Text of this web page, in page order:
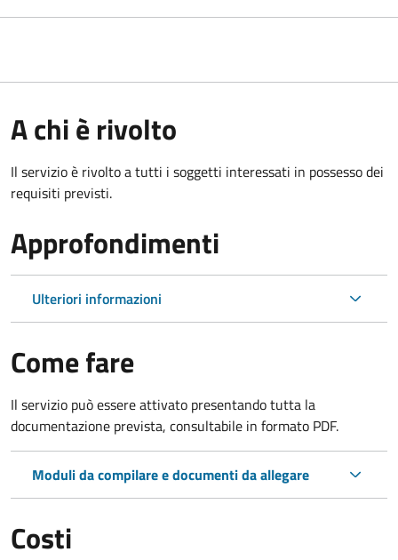
A chi è rivolto
Il servizio è rivolto a tutti i soggetti interessati in possesso dei
requisiti previsti.
Approfondimenti
Ulteriori informazioni
Come fare
Il servizio può essere attivato presentando tutta la
documentazione prevista, consultabile in formato PDF.
Moduli da compilare e documenti da allegare
Costi